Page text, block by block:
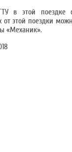
в этой поездке
от этой поездки
«Механик».